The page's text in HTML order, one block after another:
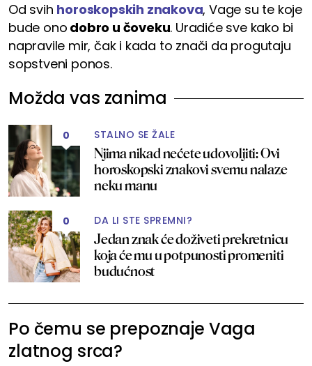
Od svih horoskopskih znakova, Vage su te koje
bude ono dobro u čoveku. Uradiće sve kako bi
napravile mir, čak i kada to znači da progutaju
sopstveni ponos.
Možda vas zanima
0 STALNO SE ŽALE
Njima nikad nećete udovoljiti: Ovi
horoskopski znakovi svemu nalaze
neku manu
0 DA LI STE SPREMNI?
Jedan znak će doživeti prekretnicu
koja će mu u potpunosti promeniti
budućnost
Po čemu se prepoznaje Vaga
zlatnog srca?